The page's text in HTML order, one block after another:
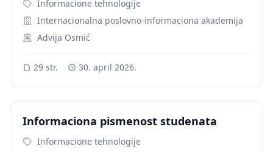
Informacione tehnologije
Internacionalna poslovno-informaciona akademija
Advija Osmić
29 str. 30. april 2026.
Informaciona pismenost studenata
Informacione tehnologije